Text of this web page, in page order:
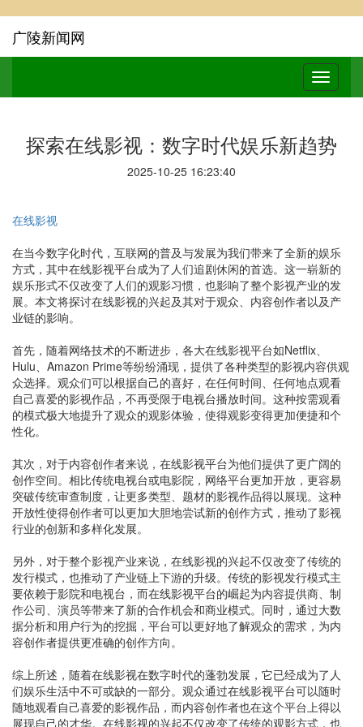
广陵新闻网
探索在线影视：数字时代娱乐新趋势
2025-10-25 16:23:40
在线影视
在当今数字化时代，互联网的普及与发展为我们带来了全新的娱乐
方式，其中在线影视平台成为了人们追剧休闲的首选。这一崭新的
娱乐形式不仅改变了人们的观影习惯，也影响了整个影视产业的发
展。本文将探讨在线影视的兴起及其对于观众、内容创作者以及产
业链的影响。
首先，随着网络技术的不断进步，各大在线影视平台如Netflix、
Hulu、Amazon Prime等纷纷涌现，提供了各种类型的影视内容供观
众选择。观众们可以根据自己的喜好，在任何时间、任何地点观看
自己喜爱的影视作品，不再受限于电视台播放时间。这种按需观看
的模式极大地提升了观众的观影体验，使得观影变得更加便捷和个
性化。
其次，对于内容创作者来说，在线影视平台为他们提供了更广阔的
创作空间。相比传统电视台或电影院，网络平台更加开放，更容易
突破传统审查制度，让更多类型、题材的影视作品得以展现。这种
开放性使得创作者可以更加大胆地尝试新的创作方式，推动了影视
行业的创新和多样化发展。
另外，对于整个影视产业来说，在线影视的兴起不仅改变了传统的
发行模式，也推动了产业链上下游的升级。传统的影视发行模式主
要依赖于影院和电视台，而在线影视平台的崛起为内容提供商、制
作公司、演员等带来了新的合作机会和商业模式。同时，通过大数
据分析和用户行为的挖掘，平台可以更好地了解观众的需求，为内
容创作者提供更准确的创作方向。
综上所述，随着在线影视在数字时代的蓬勃发展，它已经成为了人
们娱乐生活中不可或缺的一部分。观众通过在线影视平台可以随时
随地观看自己喜爱的影视作品，而内容创作者也在这个平台上得以
展现自己的才华。在线影视的兴起不仅改变了传统的观影方式，也